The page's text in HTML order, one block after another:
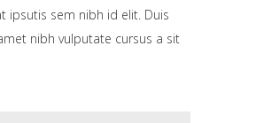
ipsutis sem nibh id elit. Duis
nibh vulputate cursus a sit